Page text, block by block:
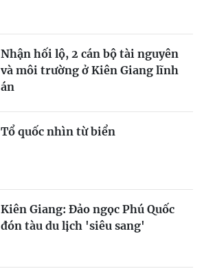
Nhận hối lộ, 2 cán bộ tài nguyên
và môi trường ở Kiên Giang lĩnh
án
Tổ quốc nhìn từ biển
Kiên Giang: Đảo ngọc Phú Quốc
đón tàu du lịch 'siêu sang'